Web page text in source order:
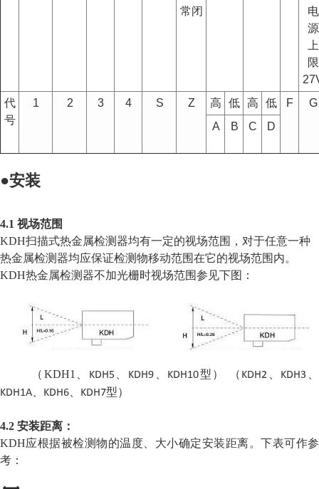
常闭
电
源
上
限
代
号
1 2 3 4 S Z 高 低 高 低 F
G
A
B C D
●安装
4.1 视场范围
KDH扫描式热金属检测器均有一定的视场范围，对于任意一种
热金属检测器均应保证检测物移动范围在它的视场范围内。
KDH热金属检测器不加光栅时视场范围参见下图：
（KDH1、 KDH5 KDH9 KDH10型） （ KDH2 KDH3
KDH1A KDH6 KDH7型）
4.2 安装距离：
KDH应根据被检测物的温度、大小确定安装距离。下表可作参
考：